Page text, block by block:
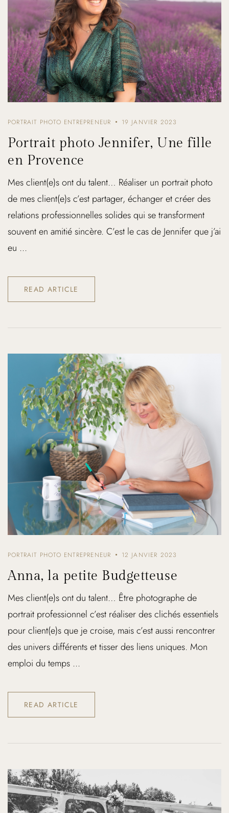
PORTRAIT PHOTO ENTREPRENEUR 19 JANVIER 2023
Portrait photo Jennifer, Une fille
en Provence
Mes client(e)s ont du talent… Réaliser un portrait photo
de mes client(e)s c’est partager, échanger et créer des
relations professionnelles solides qui se transforment
souvent en amitié sincère. C’est le cas de Jennifer que j’ai
eu ...
READ ARTICLE
PORTRAIT PHOTO ENTREPRENEUR 12 JANVIER 2023
Anna, la petite Budgetteuse
Mes client(e)s ont du talent… Être photographe de
portrait professionnel c’est réaliser des clichés essentiels
pour client(e)s que je croise, mais c’est aussi rencontrer
des univers différents et tisser des liens uniques. Mon
emploi du temps ...
READ ARTICLE